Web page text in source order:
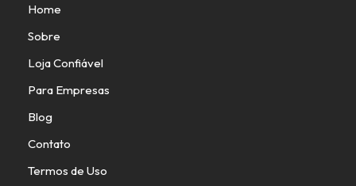
Home
Sobre
Loja Confiável
Para Empresas
Blog
Contato
Termos de Uso